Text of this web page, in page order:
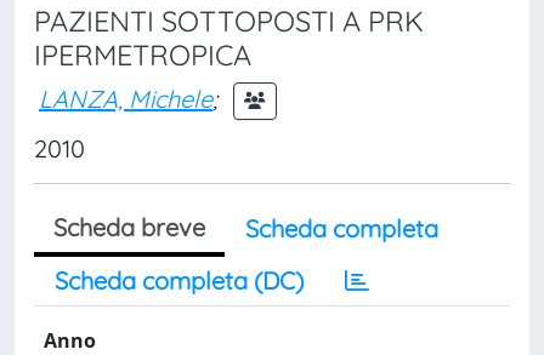
PAZIENTI SOTTOPOSTI A PRK
IPERMETROPICA
LANZA, Michele;
2010
Scheda breve
Scheda completa
Scheda completa (DC)
Anno